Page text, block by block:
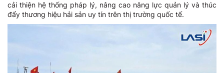
cải thiện hệ thống pháp lý, nâng cao năng lực quản lý và thúc
đẩy thương hiệu hải sản uy tín trên thị trường quốc tế.